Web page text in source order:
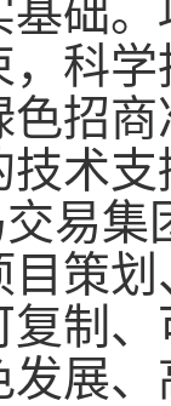
基础
科
招
技术支
易集
目策
复制
发展